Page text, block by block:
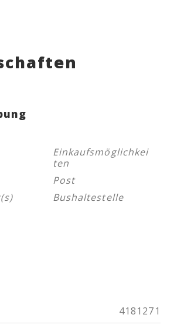
4181271
Einkaufsmöglichkei
ten
Post
Bushaltestelle